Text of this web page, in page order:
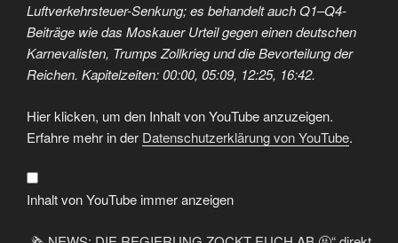
Luftverkehrsteuer-Senkung; es behandelt auch Q1–Q4-
Beiträge wie das Moskauer Urteil gegen einen deutschen
Karnevalisten, Trumps Zollkrieg und die Bevorteilung der
Reichen. Kapitelzeiten: 00:00, 05:09, 12:25, 16:42.
„🗞️
NEWS:
DIE
REGIERUNG
EUCH
AB
🤬“
von
anzeigen
Hier klicken, um den Inhalt von YouTube anzuzeigen.
Erfahre mehr in der Datenschutzerklärung von YouTube.
Inhalt von YouTube immer anzeigen